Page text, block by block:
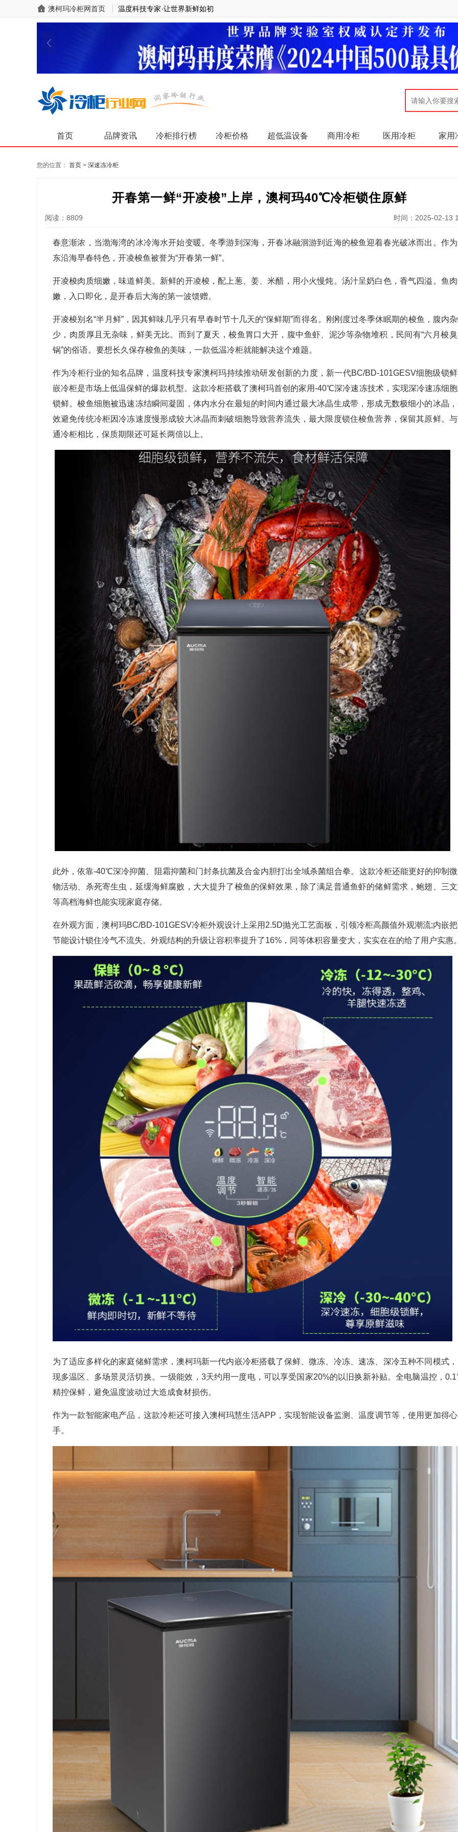
澳柯玛冷柜网首页 温度科技专家·让世界新鲜如初
首页 品牌资讯 冷柜排行榜 冷柜价格 超低温设备 商用冷柜 医用冷柜 家用
您的位置： 首页 > 深速冻冷柜
开春第一鲜“开凌梭”上岸，澳柯玛40℃冷柜锁住原鲜
阅读：8809 时间：2025-02-13
春意渐浓，当渤海湾的冰冷海水开始变暖。冬季游到深海，开春冰融洄游到近海的梭鱼迎着春光破冰而出。作
东沿海早春特色，开凌梭鱼被誉为“开春第一鲜”。
开凌梭肉质细嫩，味道鲜美。新鲜的开凌梭，配上葱、姜、米醋，用小火慢炖。汤汁呈奶白色，香气四溢。鱼
嫩，入口即化，是开春后大海的第一波馈赠。
开凌梭别名“半月鲜”，因其鲜味几乎只有早春时节十几天的“保鲜期”而得名。刚刚度过冬季休眠期的梭鱼，腹内
少，肉质厚且无杂味，鲜美无比。而到了夏天，梭鱼胃口大开，腹中鱼虾、泥沙等杂物堆积，民间有“六月梭
锅”的俗语。要想长久保存梭鱼的美味，一款低温冷柜就能解决这个难题。
作为冷柜行业的知名品牌，温度科技专家澳柯玛持续推动研发创新的力度，新一代BC/BD-101GESV细胞级锁
嵌冷柜是市场上低温保鲜的爆款机型。这款冷柜搭载了澳柯玛首创的家用-40℃深冷速冻技术，实现深冷速冻细
锁鲜。梭鱼细胞被迅速冻结瞬间凝固，体内水分在最短的时间内通过最大冰晶生成带，形成无数极细小的冰晶
效避免传统冷柜因冷冻速度慢形成较大冰晶而刺破细胞导致营养流失，最大限度锁住梭鱼营养，保留其原鲜。
通冷柜相比，保质期限还可延长两倍以上。
此外，依靠-40℃深冷抑菌、阻霜抑菌和门封条抗菌及合金内胆打出全域杀菌组合拳。这款冷柜还能更好的抑制
物活动、杀死寄生虫，延缓海鲜腐败，大大提升了梭鱼的保鲜效果，除了满足普通鱼虾的储鲜需求，鲍翅、三
等高档海鲜也能实现家庭存储。
在外观方面，澳柯玛BC/BD-101GESV冷柜外观设计上采用 2.5D抛光工艺面板，引领冷柜高颜值外观潮流;内嵌
节能设计锁住冷气不流失。外观结构的升级让容积率提升了16% ，同等体积容量变大，实实在在的给了用户实惠
为了适应多样化的家庭储鲜需求，澳柯玛新一代内嵌冷柜搭载了保鲜、微冻、冷冻、速冻、深冷五种不同模式
现多温区、多场景灵活切换。一级能效， 3天约用一度电，可以享受国家20%的以旧换新补贴。全电脑温控，0.1
精控保鲜，避免温度波动过大造成食材损伤。
作为一款智能家电产品，这款冷柜还可接入澳柯玛慧生活APP ，实现智能设备监测、温度调节等，使用更加得
手。